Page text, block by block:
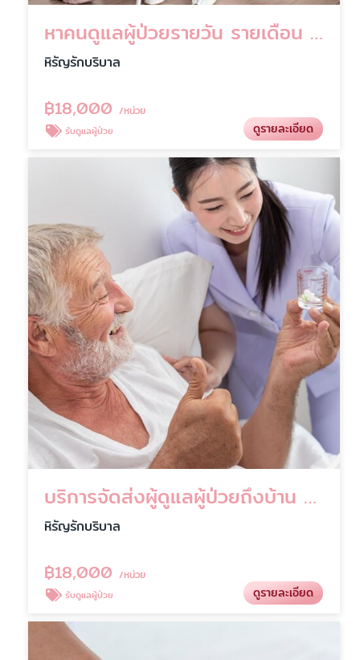
หาคนดูแลผู้ป่วยรายวัน รายเดือน แบบพักค้าง
หิรัญรักบริบาล
฿18,000 /หน่วย
รับดูแลผู้ป่วย ดูรายละเอียด
บริการจัดส่งผู้ดูแลผู้ป่วยถึงบ้าน กรุงเทพ-ปริมณฑล
หิรัญรักบริบาล
฿18,000 /หน่วย
รับดูแลผู้ป่วย ดูรายละเอียด